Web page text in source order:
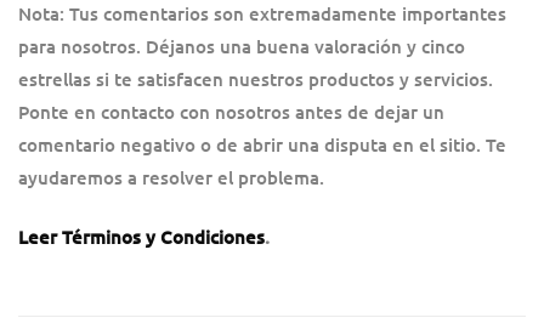
Nota: Tus comentarios son extremadamente importantes
para nosotros. Déjanos una buena valoración y cinco
estrellas si te satisfacen nuestros productos y servicios.
Ponte en contacto con nosotros antes de dejar un
comentario negativo o de abrir una disputa en el sitio. Te
ayudaremos a resolver el problema.
Leer Términos y Condiciones.